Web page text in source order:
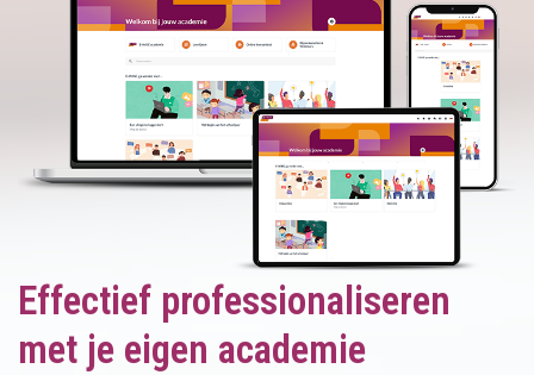
Effectief professionaliseren
met je eigen academie